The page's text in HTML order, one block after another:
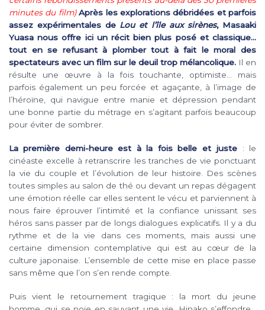
minutes du film) Après les explorations débridées et parfois
assez expérimentales de Lou et l’île aux sirènes, Masaaki
Yuasa nous offre ici un récit bien plus posé et classique…
tout en se refusant à plomber tout à fait le moral des
spectateurs avec un film sur le deuil trop mélancolique. Il en
résulte une œuvre à la fois touchante, optimiste… mais
parfois également un peu forcée et agaçante, à l’image de
l’héroïne, qui navigue entre manie et dépression pendant
une bonne partie du métrage en s’agitant parfois beaucoup
pour éviter de sombrer.
La première demi-heure est à la fois belle et juste : le
cinéaste excelle à retranscrire les tranches de vie ponctuant
la vie du couple et l’évolution de leur histoire. Des scènes
toutes simples au salon de thé ou devant un repas dégagent
une émotion réelle car elles sentent le vécu et parviennent à
nous faire éprouver l’intimité et la confiance unissant ses
héros sans passer par de longs dialogues explicatifs. Il y a du
rythme et de la vie dans ces moments, mais aussi une
certaine dimension contemplative qui est au cœur de la
culture japonaise. L’ensemble de cette mise en place passe
sans même que l’on s’en rende compte.
Puis vient le retournement tragique : la mort du jeune